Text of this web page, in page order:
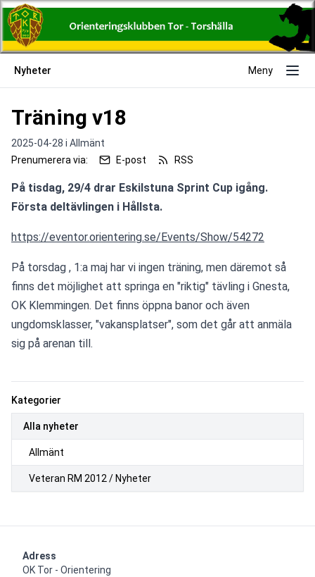
Nyheter Meny
Kategorier
Alla nyheter
Allmänt
Veteran RM 2012 / Nyheter
Träning v18
2025-04-28 i Allmänt
Prenumerera via:
E-post RSS
På tisdag, 29/4 drar Eskilstuna Sprint Cup igång.
Första deltävlingen i Hållsta.
https://eventor.orientering.se/Events/Show/54272
På torsdag , 1:a maj har vi ingen träning, men däremot så
finns det möjlighet att springa en "riktig" tävling i Gnesta,
OK Klemmingen. Det finns öppna banor och även
ungdomsklasser, "vakansplatser", som det går att anmäla
sig på arenan till.
Adress
OK Tor - Orientering